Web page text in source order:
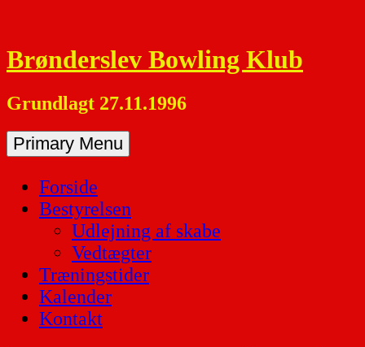
content
Brønderslev Bowling Klub
Grundlagt 27.11.1996
Primary Menu
Forside
Bestyrelsen
Udlejning af skabe
Vedtægter
Træningstider
Kalender
Kontakt